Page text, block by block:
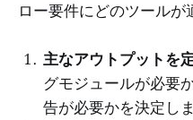
ロー要件にどのツールが
主なアウトプットを
グモジュールが必要
告が必要かを決定しま